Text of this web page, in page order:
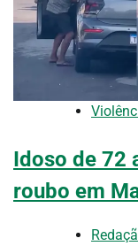
Idoso de 72
roubo em